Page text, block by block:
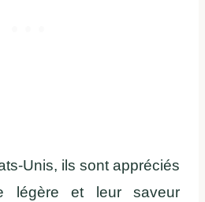
Unis, ils sont appréciés
légère et leur saveur